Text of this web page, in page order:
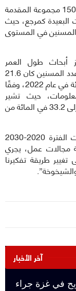
وأضاف أنه بالنسبة للحزمة التكنولوجية، تم أخذ 150 مجموعة المقدمة
البعيدة كمرجع، حيث
في المستوى
أبحاث طول العمر
والشيخوخة والصحة، إلى أنه على الرغم من أن عدد المسنين كان 21.6
في المائة في عام 2021، فقد بلغ 21.9 في المائة في عام 2022، وفقًا
حيث تشير
التقديرات إلى أنه بحلول عام 2050 سيصل هذا إلى 33.2 في المائة من
وشددت على “أن منظمة الأمم المتحدة حددت الفترة 2020-2030
مجالات عمل، يجري
طريقة تفكيرنا
آخر الأخبار
وجريح في غزة جراء